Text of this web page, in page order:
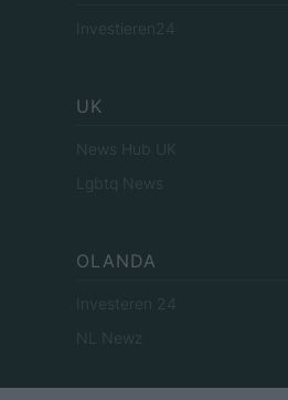
Investieren24
UK
News Hub UK
Lgbtq News
OLANDA
Investeren 24
NL Newz